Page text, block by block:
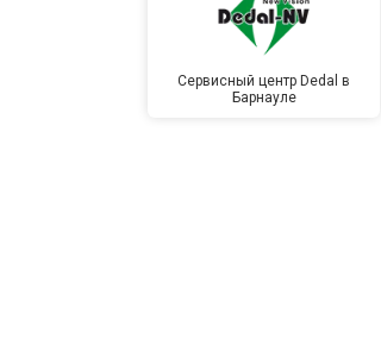
Сервисный центр Dedal в
Барнауле